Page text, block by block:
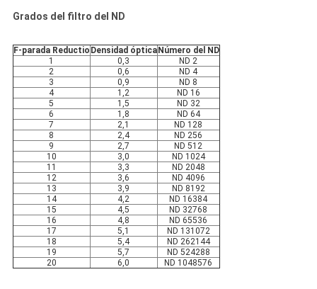
Grados del filtro del ND
F-parada Reductio Densidad óptica Número del ND
1
0,3
ND 2
2
0,6
ND 4
3
0,9
ND 8
4
1,2
ND 16
5
1,5
ND 32
6
1,8
ND 64
7
2,1
ND 128
8
2,4
ND 256
9
2,7
ND 512
10
3,0
ND 1024
11
3,3
ND 2048
12
3,6
ND 4096
13
3,9
ND 8192
14
4,2
ND 16384
15
4,5
ND 32768
16
4,8
ND 65536
17
5,1
ND 131072
18
5,4
ND 262144
19
5,7
ND 524288
20
6,0 ND 1048576